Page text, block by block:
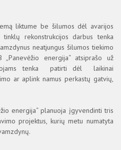
liktume be šilumos dėl avarijos
rekonstrukcijos darbus tenka
neatjungus šilumos tiekimo
energija“ atsiprašo už
tenka patirti dėl laikinai
ar aplink namus perkastų gatvių,
energija“ planuoja įgyvendinti tris
projektus, kurių metu numatyta